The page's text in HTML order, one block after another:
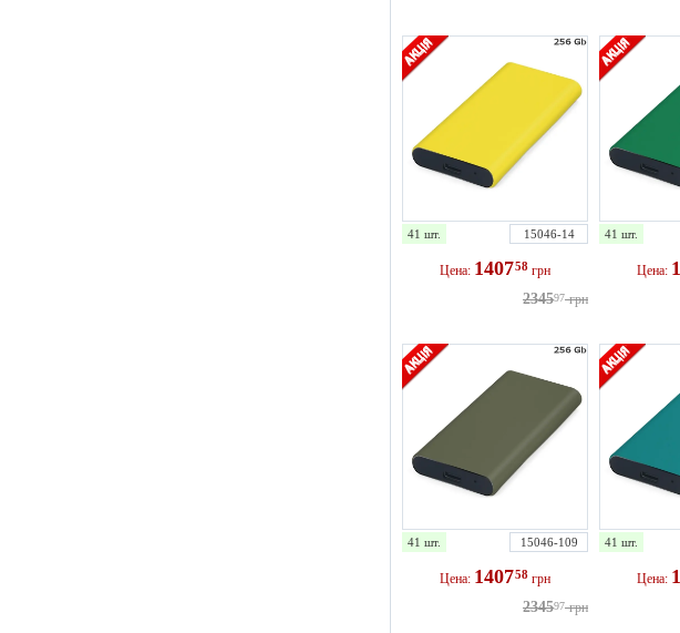
41 шт. 15046-14
Цена: 140758 грн
234597 грн
41 шт.
Цена:
41 шт. 15046-109
Цена: 140758 грн
234597 грн
41 шт.
Цена: